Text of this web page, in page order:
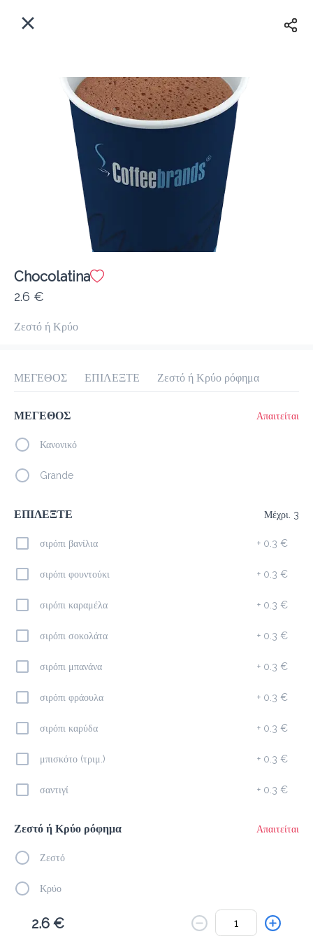
Συνδεθείτε
Εγγραφή
Πού παραδίδουμε;
Delivery
προ-παραγγελία
Όλες
Το μενού δεν είναι διαθέσιμο.
Chocolatina
2.6 €
Ζεστό ή Κρύο
ΜΕΓΕΘΟΣ ΕΠΙΛΕΞΤΕ Ζεστό ή Κρύο ρόφημα
ΜΕΓΕΘΟΣ Απαιτείται
Κανονικό
Grande
ΕΠΙΛΕΞΤΕ Μέχρι. 3
σιρόπι βανίλια + 0.3 €
σιρόπι φουντούκι + 0.3 €
σιρόπι καραμέλα + 0.3 €
σιρόπι σοκολάτα + 0.3 €
σιρόπι μπανάνα + 0.3 €
σιρόπι φράουλα + 0.3 €
σιρόπι καρύδα + 0.3 €
μπισκότο (τριμ.) + 0.3 €
σαντιγί + 0.3 €
Ζεστό ή Κρύο ρόφημα Απαιτείται
Ζεστό
Κρύο
Σχόλια
2.6 €